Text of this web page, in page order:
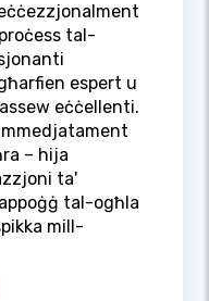
tal-
espert u
eċċellenti.
– hija
ta'
tal-ogħla
mill-